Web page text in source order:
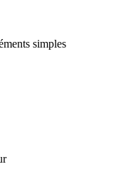
simples